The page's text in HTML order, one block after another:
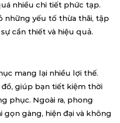
nhiều chi tiết phức tạp.
những yếu tố thừa thãi, tập
cần thiết và hiệu quả.
mang lại nhiều lợi thế.
giúp bạn tiết kiệm thời
phục. Ngoài ra, phong
gọn gàng, hiện đại và không